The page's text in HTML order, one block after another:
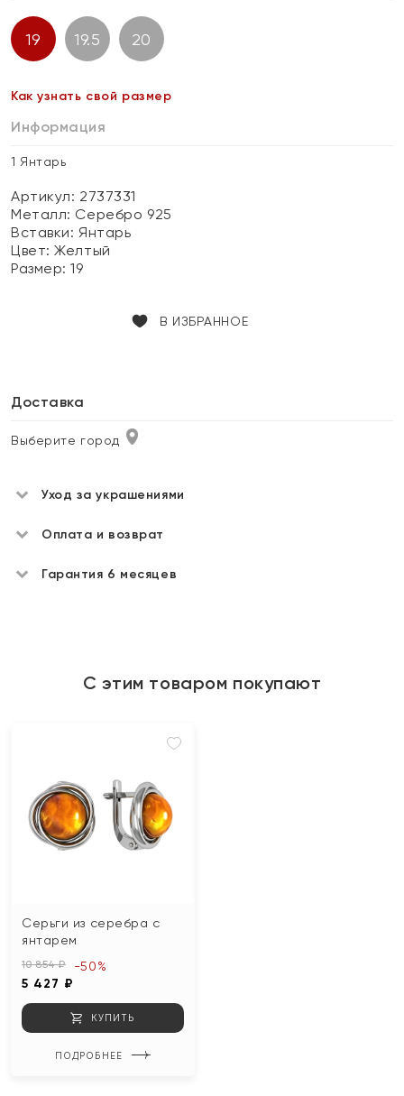
19 19.5 20
Как узнать свой размер
Информация
1 Янтарь
Артикул: 2737331
Металл: Серебро 925
Вставки:Янтарь
Цвет:Желтый
Размер:19
В ИЗБРАННОЕ
Доставка
Выберите город
Уход за украшениями
Оплата и возврат
Гарантия 6 месяцев
С этим товаром покупают
Серьги из серебра с
янтарем
10 854 ₽
5 427 ₽
-50%
КУПИТЬ
ПОДРОБНЕЕ